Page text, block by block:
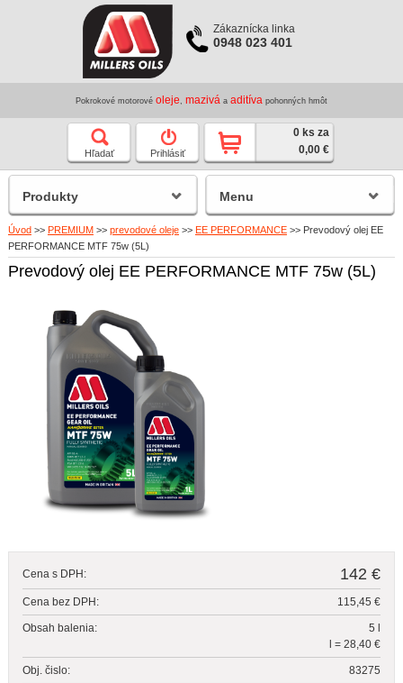
Zákaznícka linka
0948 023 401
Pokrokové motorové oleje mazivá a aditíva pohonných hmôt
Hľadať Prihlásiť
0 ks za
0,00 €
Úvod >> PREMIUM >> prevodové oleje >> EE PERFORMANCE >> Prevodový olej EE
PERFORMANCE MTF 75w (5L)
Prevodový olej EE PERFORMANCE MTF 75w (5L)
Cena s DPH: 142 €
Cena bez DPH: 115,45 €
Obsah balenia:
5 l
l = 28,40 €
Obj. čislo: 83275
Produkty Menu